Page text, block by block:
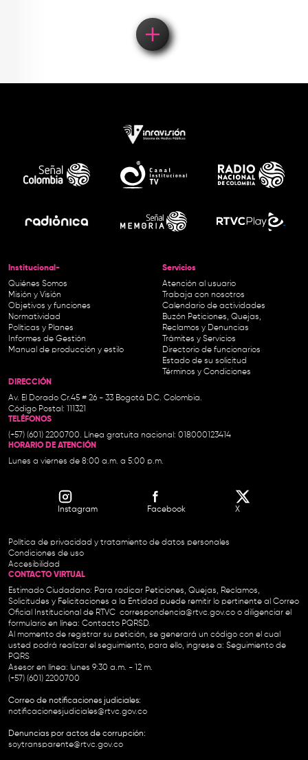
Institucional-
Quiénes Somos
Misión y Visión
Objetivos y funciones
Normatividad
Políticas y Planes
Informes de Gestión
Manual de producción y estilo
Servicios
Atención al usuario
Trabaja con nosotros
Calendario de actividades
Buzón Peticiones, Quejas,
Reclamos y Denuncias
Trámites y Servicios
Directorio de funcionarios
Estado de su solicitud
Términos y Condiciones
DIRECCIÓN
Av. El Dorado Cr.45 # 26 - 33 Bogotá D.C. Colombia.
Código Postal: 111321
TELÉFONOS
(+57) (601) 2200700. Línea gratuita nacional: 018000123414
HORARIO DE ATENCIÓN
Lunes a viernes de 8:00 a.m. a 5:00 p.m.
Instagram Facebook X
Política de privacidad y tratamiento de datos personales
Condiciones de uso
Accesibilidad
CONTACTO VIRTUAL
Estimado Ciudadano: Para radicar Peticiones, Quejas, Reclamos,
Solicitudes y Felicitaciones a la Entidad puede remitir lo pertinente al Correo
Oficial Institucional de RTVC correspondencia@rtvc.gov.co o diligenciar el
formulario en línea: Contacto PQRSD.
Al momento de registrar su petición, se generará un código con el cual
usted podrá realizar el seguimiento, para ello, ingrese a: Seguimiento de
PQRS
Asesor en línea: lunes 9:30 a.m. - 12 m.
(+57) (601) 2200700
Correo de notificaciones judiciales:
notificacionesjudiciales@rtvc.gov.co
Denuncias por actos de corrupción:
soytransparente@rtvc.gov.co